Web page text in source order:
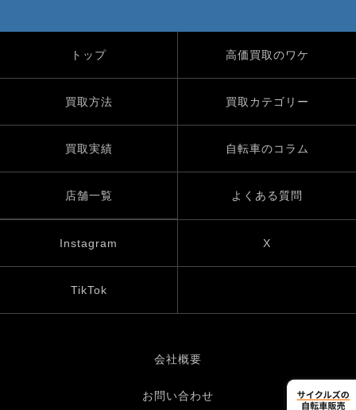
トップ 高価買取のワケ
買取方法 買取カテゴリー
買取実績 自転車のコラム
店舗一覧 よくある質問
Instagram X
TikTok
会社概要
お問い合わせ